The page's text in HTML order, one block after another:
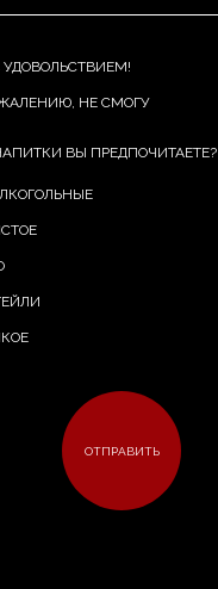
УДОВОЛЬСТВИЕМ!
НЕ СМОГУ
ВЫ ПРЕДПОЧИТАЕТЕ?
ОТПРАВИТЬ